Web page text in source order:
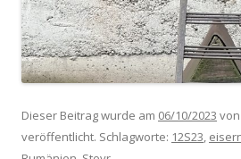
Dieser Beitrag wurde am 06/10/2023 von
veröffentlicht. Schlagworte: 12S23,